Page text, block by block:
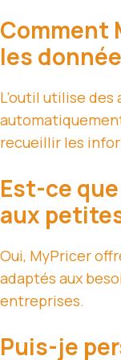
Comment
les
L’outil utilise
recueillir les
Est-ce
aux
Oui, MyPricer
adaptés aux
entreprises.
Puis-je